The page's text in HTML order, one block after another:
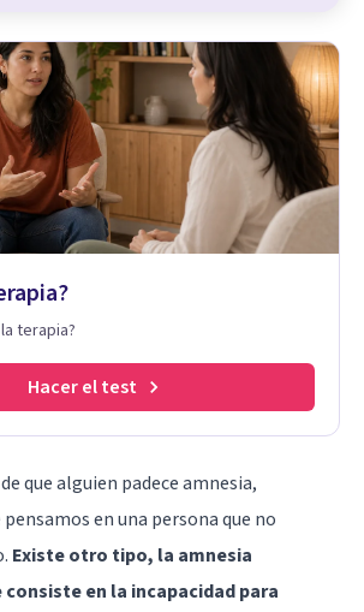
terapia?
Hacer el test
que alguien padece amnesia,
en una persona que no
Existe otro tipo, la amnesia
en la incapacidad para